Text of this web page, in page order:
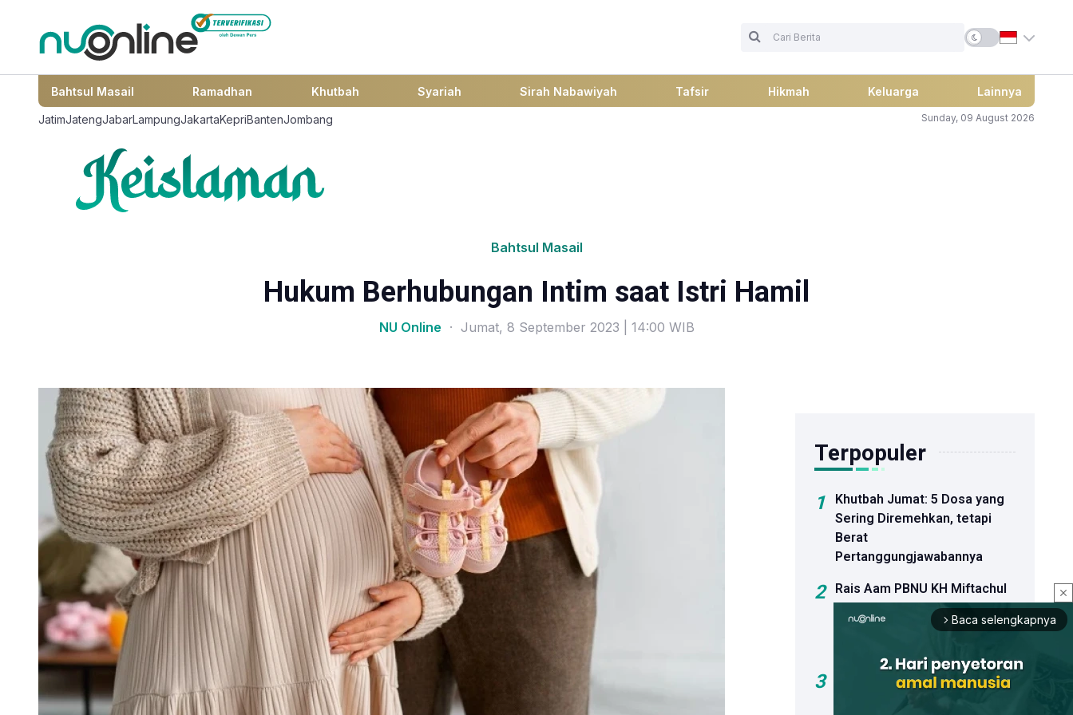
Bahtsul Masail Ramadhan Khutbah Syariah Sirah Nabawiyah Tafsir Hikmah Keluarga Lainnya
JatimJatengJabarLampungJakartaKepriBantenJombang Sunday, 09 August 2026
Bahtsul Masail
Hukum Berhubungan Intim saat Istri Hamil
NU Online · Jumat, 8 September 2023 | 14:00 WIB
close
arrow_forward_ios Baca selengkapnya
Terpopuler
1
Khutbah Jumat: 5 Dosa yang
Sering Diremehkan, tetapi
Berat
Pertanggungjawabannya
2
Rais Aam PBNU KH Miftachul
Akhyar Resmi Buka Bahtsul
Masail Pra-Muktamar Ke-35
3
Khutbah Jumat: Bahaya Hoaks